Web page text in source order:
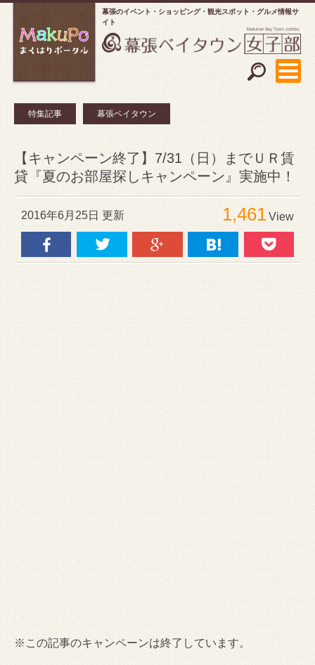
幕張のイベント・ショッピング
観光スポット・グルメ情報サ
イト
特集記事 幕張ベイタウン
【キャンペーン終了】7/31（日）までＵＲ賃
貸『夏のお部屋探しキャンペーン』実施中！
2016年6月25日 更新 1,461View
※この記事のキャンペーンは終了しています。